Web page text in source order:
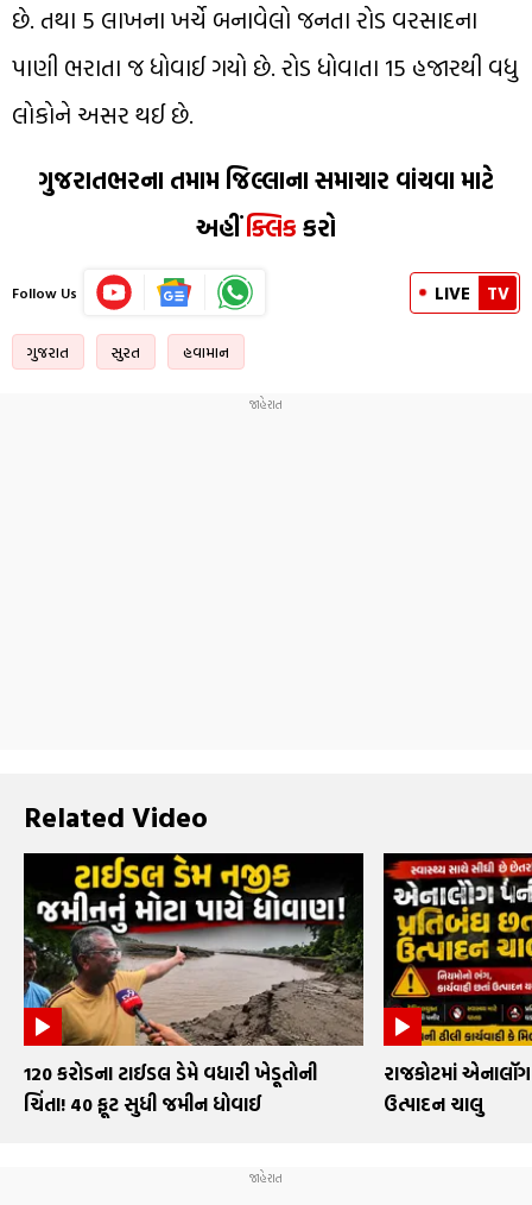
છે. તથા 5 લાખના ખર્ચે બનાવેલો જનતા રોડ વરસાદના
પાણી ભરાતા જ ધોવાઈ ગયો છે. રોડ ધોવાતા 15 હજારથી વધુ
લોકોને અસર થઈ છે.
ગુજરાતભરના તમામ જિલ્લાના સમાચાર વાંચવા માટે
અહીંક્લિક કરો
Follow Us LIVE TV
ગુજરાત સુરત હવામાન
Related Video
₹120 કરોડના ટાઈડલ ડેમે વધારી ખેડૂતોની
ચિંતા! 40 ફૂટ સુધી જમીન ધોવાઈ
રાજકોટમાં
ઉત્પાદન ચાલુ